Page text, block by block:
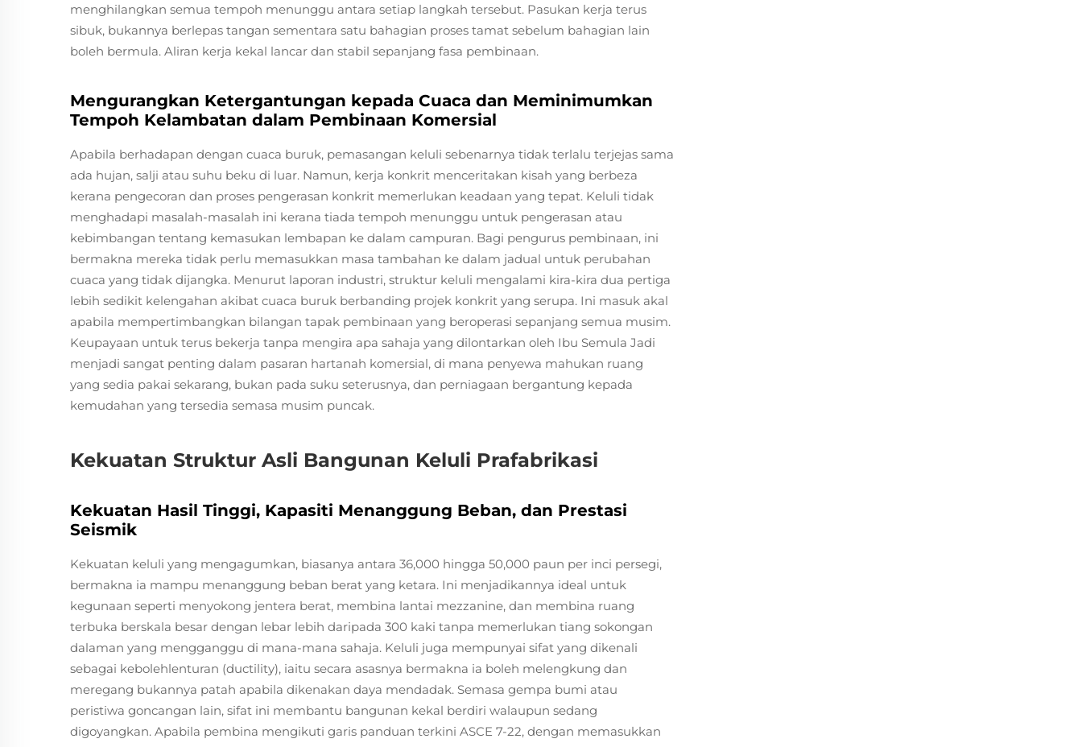
menghilangkan semua tempoh menunggu antara setiap langkah tersebut. Pasukan kerja terus
sibuk, bukannya berlepas tangan sementara satu bahagian proses tamat sebelum bahagian lain
boleh bermula. Aliran kerja kekal lancar dan stabil sepanjang fasa pembinaan.
Mengurangkan Ketergantungan kepada Cuaca dan Meminimumkan
Tempoh Kelambatan dalam Pembinaan Komersial
Apabila berhadapan dengan cuaca buruk, pemasangan keluli sebenarnya tidak terlalu terjejas sama
ada hujan, salji atau suhu beku di luar. Namun, kerja konkrit menceritakan kisah yang berbeza
kerana pengecoran dan proses pengerasan konkrit memerlukan keadaan yang tepat. Keluli tidak
menghadapi masalah-masalah ini kerana tiada tempoh menunggu untuk pengerasan atau
kebimbangan tentang kemasukan lembapan ke dalam campuran. Bagi pengurus pembinaan, ini
bermakna mereka tidak perlu memasukkan masa tambahan ke dalam jadual untuk perubahan
cuaca yang tidak dijangka. Menurut laporan industri, struktur keluli mengalami kira-kira dua pertiga
lebih sedikit kelengahan akibat cuaca buruk berbanding projek konkrit yang serupa. Ini masuk akal
apabila mempertimbangkan bilangan tapak pembinaan yang beroperasi sepanjang semua musim.
Keupayaan untuk terus bekerja tanpa mengira apa sahaja yang dilontarkan oleh Ibu Semula Jadi
menjadi sangat penting dalam pasaran hartanah komersial, di mana penyewa mahukan ruang
yang sedia pakai sekarang, bukan pada suku seterusnya, dan perniagaan bergantung kepada
kemudahan yang tersedia semasa musim puncak.
Kekuatan Struktur Asli Bangunan Keluli Prafabrikasi
Kekuatan Hasil Tinggi, Kapasiti Menanggung Beban, dan Prestasi
Seismik
Kekuatan keluli yang mengagumkan, biasanya antara 36,000 hingga 50,000 paun per inci persegi,
bermakna ia mampu menanggung beban berat yang ketara. Ini menjadikannya ideal untuk
kegunaan seperti menyokong jentera berat, membina lantai mezzanine, dan membina ruang
terbuka berskala besar dengan lebar lebih daripada 300 kaki tanpa memerlukan tiang sokongan
dalaman yang mengganggu di mana-mana sahaja. Keluli juga mempunyai sifat yang dikenali
sebagai kebolehlenturan (ductility), iaitu secara asasnya bermakna ia boleh melengkung dan
meregang bukannya patah apabila dikenakan daya mendadak. Semasa gempa bumi atau
peristiwa goncangan lain, sifat ini membantu bangunan kekal berdiri walaupun sedang
digoyangkan. Apabila pembina mengikuti garis panduan terkini ASCE 7-22, dengan memasukkan